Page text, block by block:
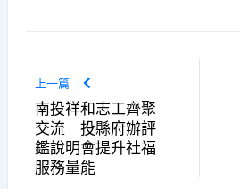
上一篇
南投祥和志工齊聚
交流 投縣府辦評
鑑說明會提升社福
服務量能